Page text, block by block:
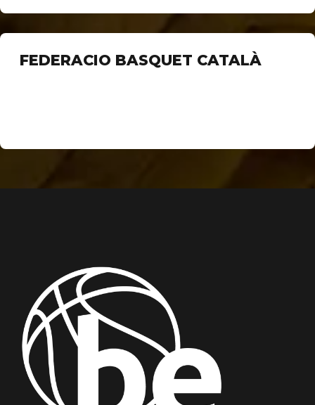
FEDERACIO BASQUET CATALÀ